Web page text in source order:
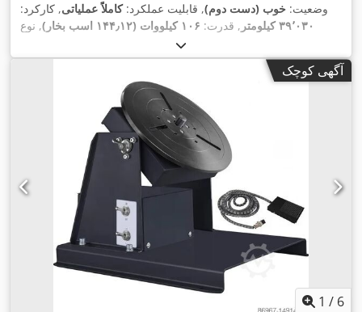
وضعیت: خوب (دست دوم), قابلیت عملکرد:کاملاً عملیاتی, کارکرد:
۳۹٬۰۳۰ کیلومتر
, قدرت: ۱۰۶ کیلووات (۱۴۴٫۱۲ اسب بخار)
, نوع
مکانیکی
میلی‌متر, وزن کل:۳٬۱۰۰ کیلوگرم , وزن خالی:۱٬۸۰۰ کیلوگرم
,
حداکثر وزن بار:
۱۱/۲۰۲۷
, عرض
۱٬۶۳۶ میلی‌متر , ارتفاع فضای بارگیری:
میلی‌متر
, کلاس انتشار: , تعداد صندلی‌ها:۳,
تعداد مالکان قبلی:, تجهیزات:Android Auto, Apple CarPlay,
ادبلو, اِی‌بی‌اِس‎, برنامه پایداری الکترونیکی (ESP), بلوتوث, تهویه
مطبوع, ثبت خودرو, ثبت کامیون, در کشویی, رایانه‌ی روی برد,
سنسورهای پارکینگ, سیستم ایموبیلایزر, سیستم ناوبری, فرمان
هیدرولیک, فیلتر دوده, قفل مرکزی, لاستیک‌های چهارفصل, کروز
کنترل, کیسه هوا, گارانتی خودروی دست دوم,
آگهی کوچک
1 / 6